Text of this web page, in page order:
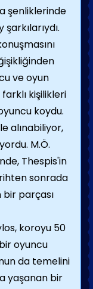
şenliklerinde
ve oyun
kişilikleri
koydu.
alınabiliyor,
M.Ö.
Thespis'in
sonrada
parçası
koroyu 50
oyuncu
da temelini
yaşanan bir